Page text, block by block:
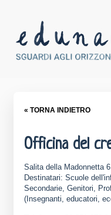
« TORNA INDIETRO
Officina del
Salita della Madonnetta
Destinatari: Scuole
Secondarie, Genitori,
(Insegnanti, educatori,